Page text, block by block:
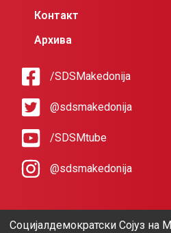
Контакт
Архива
/SDSMakedonija
@sdsmakedonija
/SDSMtube
@sdsmakedonija
Социјалдемократски Сојуз на